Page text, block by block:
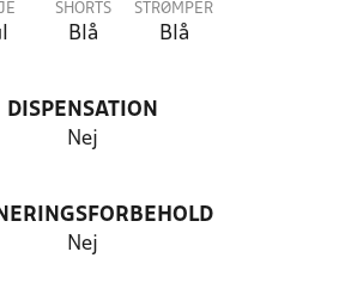
SHORTS
Blå
STRØMPER
Blå
DISPENSATION
Nej
Nej